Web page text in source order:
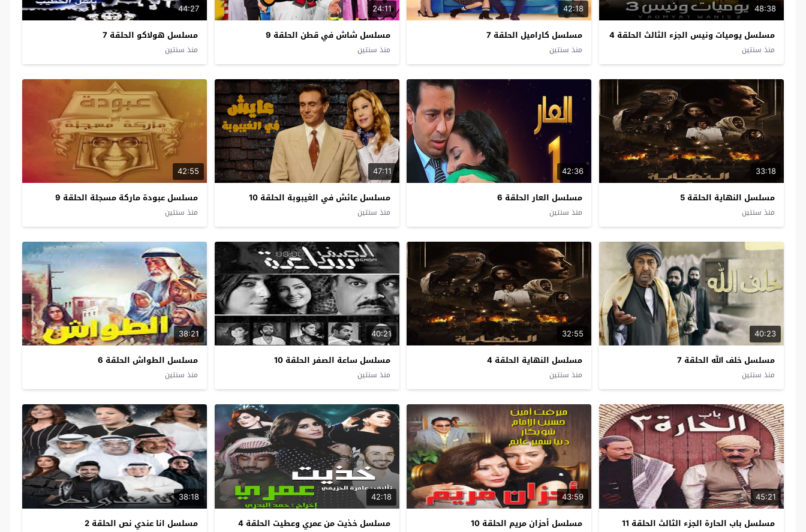
48:38
مسلسل يوميات ونيس الجزء الثالث الحلقة 4
منذ سنتين
42:18
مسلسل كاراميل الحلقة 7
منذ سنتين
24:11
مسلسل شاش في قطن الحلقة 9
منذ سنتين
44:27
مسلسل هولاكو الحلقة 7
منذ سنتين
33:18
مسلسل النهاية الحلقة 5
منذ سنتين
42:36
مسلسل العار الحلقة 6
منذ سنتين
47:11
مسلسل عائش في الغيبوبة الحلقة 10
منذ سنتين
42:55
مسلسل عبودة ماركة مسجلة الحلقة 9
منذ سنتين
40:23
مسلسل خلف الله الحلقة 7
منذ سنتين
32:55
مسلسل النهاية الحلقة 4
منذ سنتين
40:21
مسلسل ساعة الصفر الحلقة 10
منذ سنتين
38:21
مسلسل الطواش الحلقة 6
منذ سنتين
45:21
مسلسل باب الحارة الجزء الثالث الحلقة 11
43:59
مسلسل أحزان مريم الحلقة 10
42:18
مسلسل خذيت من عمري وعطيت الحلقة 4
38:18
مسلسل انا عندي نص الحلقة 2